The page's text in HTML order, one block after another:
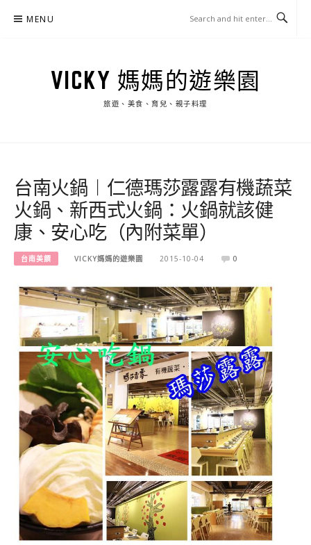
MENU
VICKY 媽媽的遊樂園
旅遊、美食、育兒、親子料理
台南火鍋︱仁德瑪莎露露有機蔬菜
火鍋、新西式火鍋：火鍋就該健
康、安心吃（內附菜單）
台南美饌 VICKY媽媽的遊樂園 2015-10-04 0